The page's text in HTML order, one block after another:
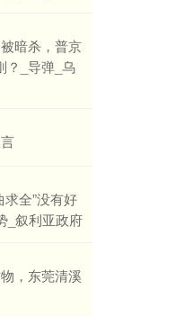
暗杀，普京
？_导弹_乌
全”没有好
_叙利亚政府
，东莞清溪